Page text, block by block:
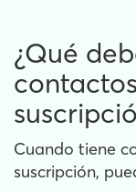
¿Qué
Cuando tiene
suscripción,